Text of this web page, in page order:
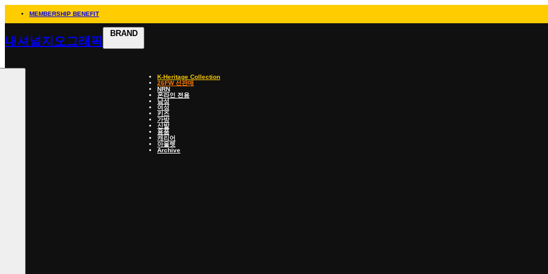
MEMBERSHIP BENEFIT
내셔널지오그래픽
BRAND
K-Heritage Collection
26FW 선판매
NRN
온라인 전용
남성
여성
키즈
가방
신발
용품
캐리어
아울렛
Archive